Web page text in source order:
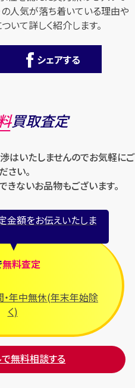
定金額をお伝えいたします
で無料査定
間・年中無休(年末年始除く)
ルで無料相談する
の人気が落ち着いている理由や
いて詳しく紹介します。
シェアする
買取査定
はいたしませんのでお気軽にご
さい。
ないお品物もございます。
金額をお伝えいたしま
無料査定
・年中無休(年末年始除
く)
無料相談する